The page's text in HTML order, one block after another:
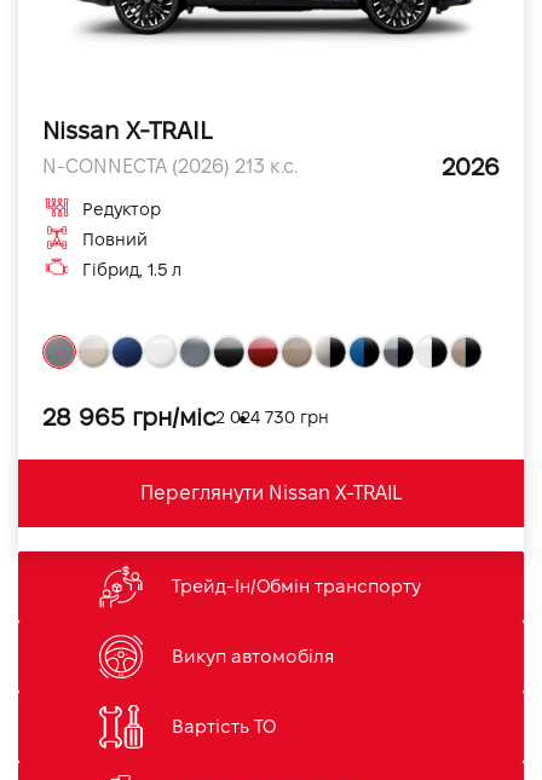
Nissan X-TRAIL
N-CONNECTA (2026) 213 к.с. 2026
Редуктор
Повний
Гібрид, 1.5 л
28 965 грн/міс2 024 730 грн
Переглянути Nissan X-TRAIL
Трейд-Ін/Обмін транспорту
Викуп автомобіля
Вартість ТО